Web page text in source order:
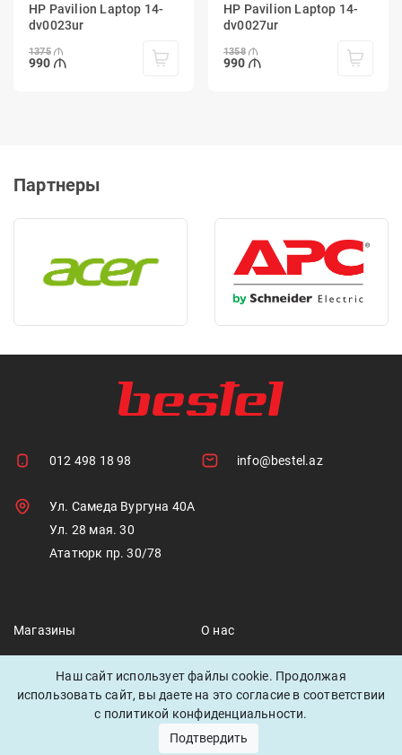
Наш сайт использует файлы cookie. Продолжая
использовать сайт, вы даете на это согласие в соответствии
с политикой конфиденциальности.
Подтвердить
HP Pavilion Laptop 14-
dv0023ur
1375
990
HP Pavilion Laptop 14-
dv0027ur
1358
990
Партнеры
012 498 18 98 info@bestel.az
Ул. Самеда Вургуна 40А
Ул. 28 мая. 30
Ататюрк пр. 30/78
Магазины О нас
Скидки
© 2021 Bestel. All rights reserved.